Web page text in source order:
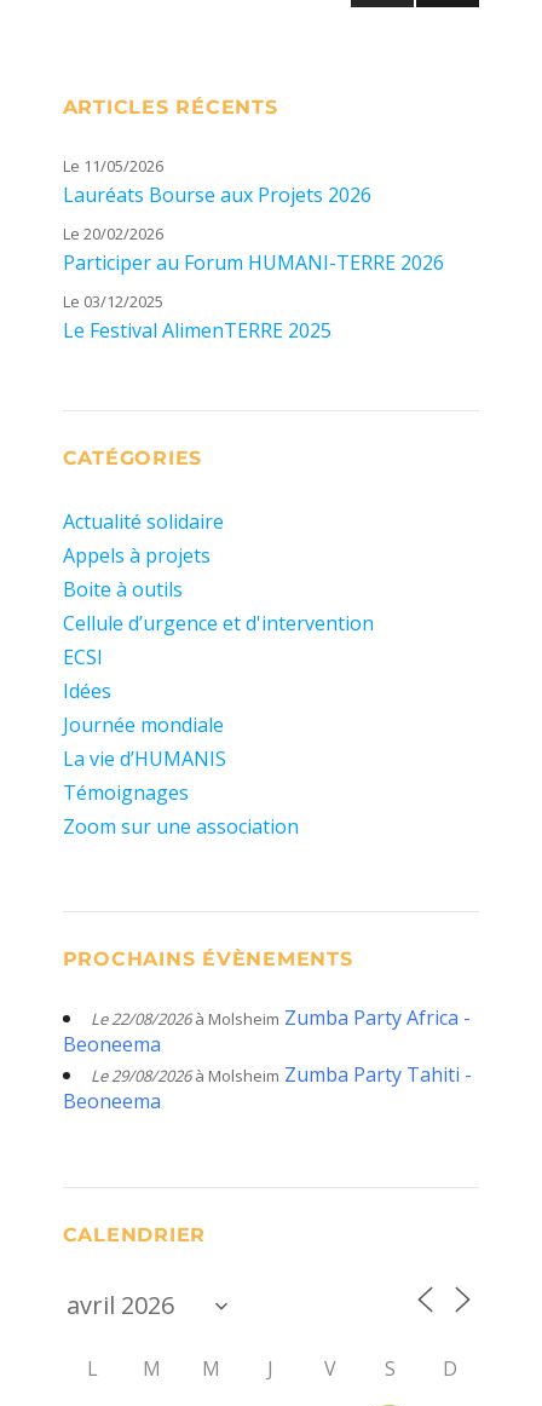
publications
ARTICLES RÉCENTS
Le 11/05/2026
Lauréats Bourse aux Projets 2026
Le 20/02/2026
Participer au Forum HUMANI-TERRE 2026
Le 03/12/2025
Le Festival AlimenTERRE 2025
CATÉGORIES
Actualité solidaire
Appels à projets
Boite à outils
Cellule d’urgence et d'intervention
ECSI
Idées
Journée mondiale
La vie d’HUMANIS
Témoignages
Zoom sur une association
PROCHAINS ÉVÈNEMENTS
Le 22/08/2026à Molsheim Zumba Party Africa -
Beoneema
Le 29/08/2026à Molsheim Zumba Party Tahiti -
Beoneema
CALENDRIER
L M M J V S D